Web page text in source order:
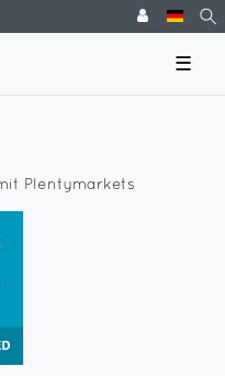
☰
Plentymarkets